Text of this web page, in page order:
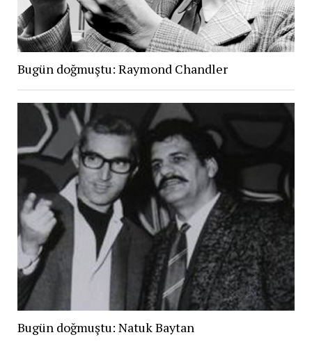
Bugün doğmuştu: Raymond Chandler
Bugün doğmuştu: Natuk Baytan